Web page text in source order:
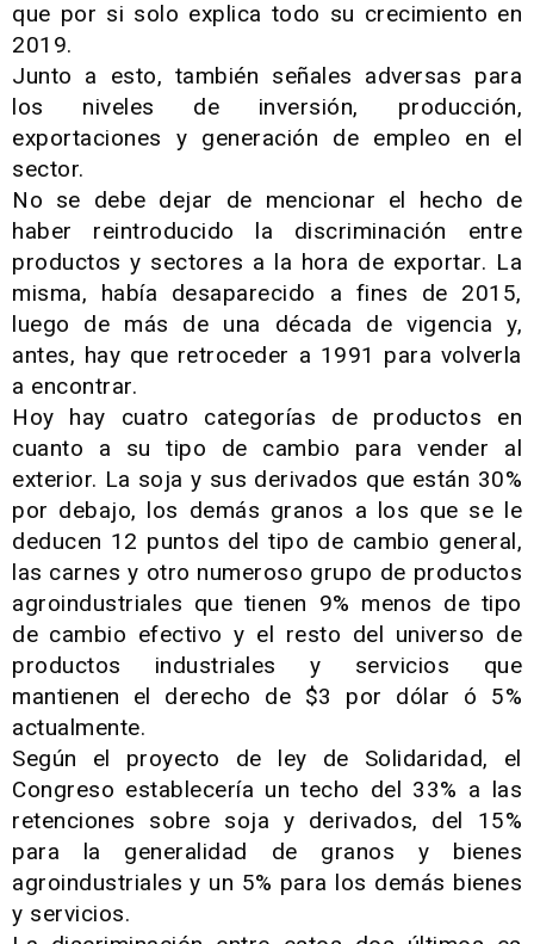
que por si solo explica todo su crecimiento en
2019.
Junto a esto, también señales adversas para
los niveles de inversión, producción,
exportaciones y generación de empleo en el
sector.
No se debe dejar de mencionar el hecho de
haber reintroducido la discriminación entre
productos y sectores a la hora de exportar. La
misma, había desaparecido a fines de 2015,
luego de más de una década de vigencia y,
antes, hay que retroceder a 1991 para volverla
a encontrar.
Hoy hay cuatro categorías de productos en
cuanto a su tipo de cambio para vender al
exterior. La soja y sus derivados que están 30%
por debajo, los demás granos a los que se le
deducen 12 puntos del tipo de cambio general,
las carnes y otro numeroso grupo de productos
agroindustriales que tienen 9% menos de tipo
de cambio efectivo y el resto del universo de
productos industriales y servicios que
mantienen el derecho de $3 por dólar ó 5%
actualmente.
Según el proyecto de ley de Solidaridad, el
Congreso establecería un techo del 33% a las
retenciones sobre soja y derivados, del 15%
para la generalidad de granos y bienes
agroindustriales y un 5% para los demás bienes
y servicios.